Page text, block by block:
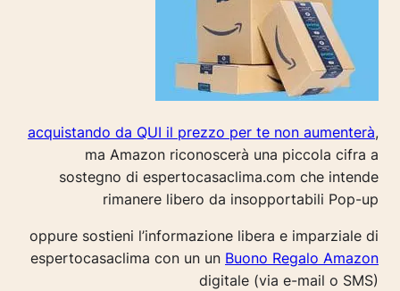
acquistando da QUI il prezzo per te non aumenterà,
ma Amazon riconoscerà una piccola cifra a
sostegno di espertocasaclima.com che intende
rimanere libero da insopportabili Pop-up
oppure sostieni l’informazione libera e imparziale di
espertocasaclima con un un Buono Regalo Amazon
digitale (via e-mail o SMS)